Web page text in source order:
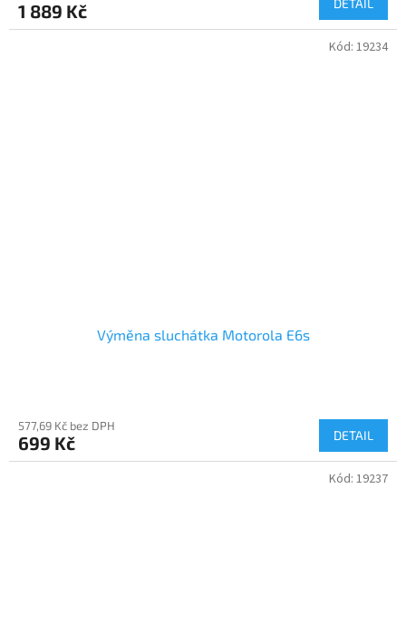
1 889 Kč
Výměna sluchátka Motorola E6s
577,69 Kč bez DPH
699 Kč DETAIL
Kód: 19234
Kód: 19237